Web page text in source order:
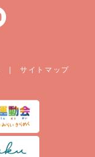
|サイトマップ